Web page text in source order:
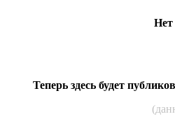
Нет
Теперь здесь будет